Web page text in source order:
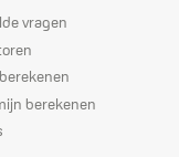
vragen
berekenen